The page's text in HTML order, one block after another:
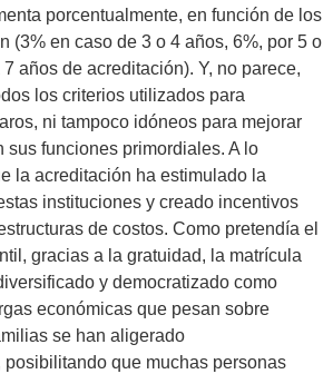
porcentualmente, en función de los
(3% en caso de 3 o 4 años, 6%, por 5 o
años de acreditación). Y, no parece,
los criterios utilizados para
ni tampoco idóneos para mejorar
sus funciones primordiales. A lo
la acreditación ha estimulado la
instituciones y creado incentivos
de costos. Como pretendía el
gracias a la gratuidad, la matrícula
y democratizado como
económicas que pesan sobre
se han aligerado
que muchas personas